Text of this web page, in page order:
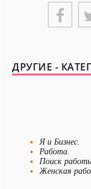
-- Люблю
{UNIPLACE}
ДРУГИЕ -
Я и Бизнес.
Работа.
Поиск
Женская